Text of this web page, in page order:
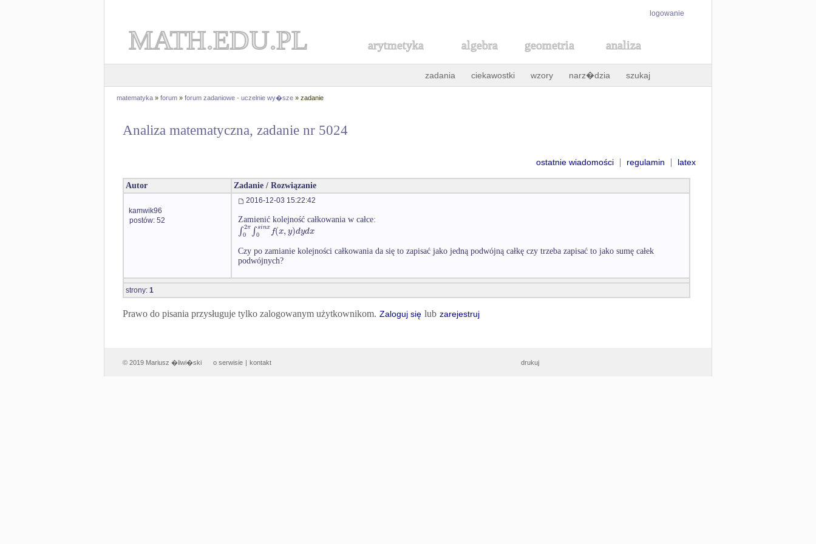
logowanie
MATH.EDU.PL arytmetyka algebra geometria analiza
zadania ciekawostki wzory narz�dzia szukaj
matematyka » forum » forum zadaniowe - uczelnie wy�sze » zadanie
Analiza matematyczna, zadanie nr 5024
ostatnie wiadomości | regulamin | latex
Autor Zadanie / Rozwiązanie
kamwik96
postów: 52
2016-12-03 15:22:42
Zamienić kolejność całkowania w całce:
∫2π
0 ∫ sinx
0 f(x,y)dydx
Czy po zamianie kolejności całkowania da się to zapisać jako jedną podwójną całkę czy trzeba zapisać to jako sumę całek
podwójnych?
strony: 1
Prawo do pisania przysługuje tylko zalogowanym użytkownikom. Zaloguj się lub zarejestruj
© 2019 Mariusz �liwi�ski o serwisie | kontakt drukuj